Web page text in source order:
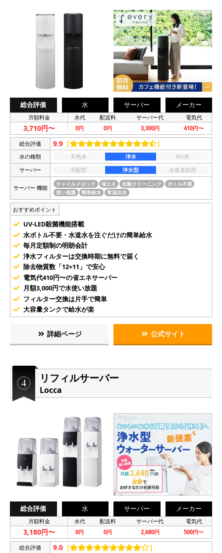
総合評価 水 サーバー メーカー
月額料金 水代 配送料 サーバー代 電気代
3,710円〜 0円 0円 3,300円 410円〜
総合評価 9.9 ［ ］
水の種類 天然水 浄水
RO水
サーバー
宅配型 浄水型 水道直結型
サーバー 機能
チャイルドロック 省エネ 自動クリーニング
ボトル不要
使い放題
簡単給水 常温出水
おすすめポイント
UV-LED殺菌機能搭載
水ボトル不要・水道水を注ぐだけの簡単給水
毎月定額制の明朗会計
浄水フィルターは交換時期に無料で届く
除去物質数「12+11」で安心
電気代410円〜の省エネサーバー
月額3,000円で水使い放題
フィルター交換は片手で簡単
大容量タンクで給水が楽
詳細ページ 公式サイト
リフィルサーバー
Locca
総合評価 水 サーバー メーカー
月額料金 水代 配送料 サーバー代 電気代
3,180円〜 0円 0円 2,680円 500円〜
総合評価 9.0 ［ ］